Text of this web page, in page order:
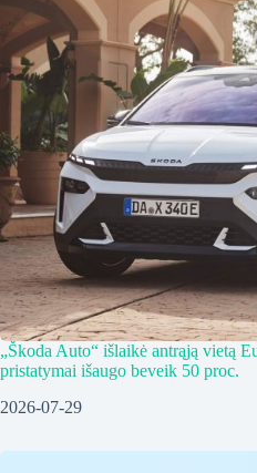
„Škoda Auto“ išlaikė antrąją vietą
pristatymai išaugo beveik 50 proc.
2026-07-29